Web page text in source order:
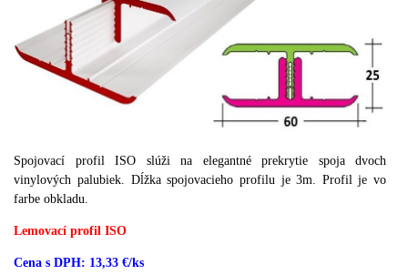
Spojovací profil ISO slúži na elegantné prekrytie spoja dvoch
vinylových palubiek. Dĺžka spojovacieho profilu je 3m. Profil je vo
farbe obkladu.
Lemovací profil ISO
Cena s DPH: 13,33 €/ks